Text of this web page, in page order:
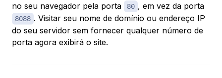
no seu navegador pela porta
80 , em vez da porta
8088 . Visitar seu nome de domínio ou endereço IP
do seu servidor sem fornecer qualquer número de
porta agora exibirá o site.